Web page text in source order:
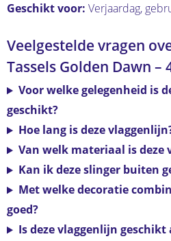
Geschikt voor: Verjaardag,
Veelgestelde vragen
Tassels Golden Dawn –
Voor welke gelegenheid is
geschikt?
Hoe lang is deze
Van welk materiaal is deze
Kan ik deze slinger buiten
Met welke decoratie
goed?
Is deze vlaggenlijn